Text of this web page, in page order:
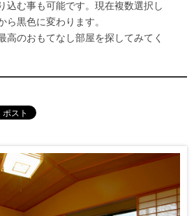
込む事も可能です。現在複数選択し
ら黒色に変わります。
高のおもてなし部屋を探してみてく